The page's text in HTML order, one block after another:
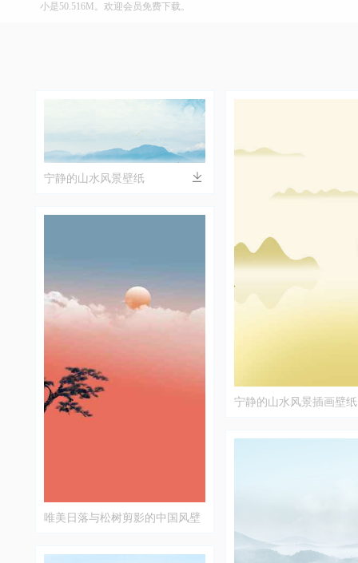
小是50.516M。欢迎会员免费下载。
宁静的山水风景壁纸
唯美日落与松树剪影的中国风壁
宁静的山水风景插画壁纸